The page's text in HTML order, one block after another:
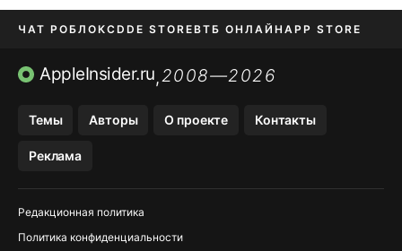
ЧАТ РОБЛОКСDDE STOREВТБ ОНЛАЙН APP STORE
OZON БАНК KAKAOTALK И BIP
AppleInsider.ru,2008—2026
Темы Авторы О проекте Контакты
Реклама
Редакционная политика
Политика конфиденциальности